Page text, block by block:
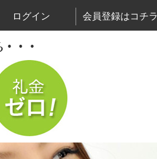
ログイン 会員登録はコチラ